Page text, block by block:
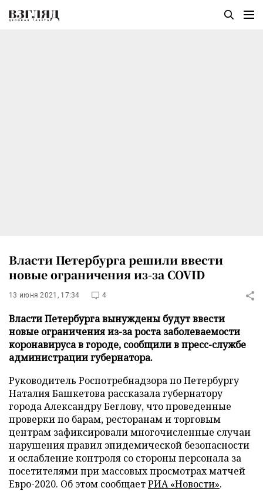
Власти Петербурга решили ввести
новые ограничения из-за COVID
13 июня 2021, 17:34 4
Власти Петербурга вынуждены будут ввести
новые ограничения из-за роста заболеваемости
коронавируса в городе, сообщили в пресс-службе
администрации губернатора.
Руководитель Роспотребнадзора по Петербургу
Наталия Башкетова рассказала губернатору
города Александру Беглову, что проведенные
проверки по барам, ресторанам и торговым
центрам зафиксировали многочисленные случаи
нарушения правил эпидемической безопасности
и ослабление контроля со стороны персонала за
посетителями при массовых просмотрах матчей
Евро-2020. Об этом сообщаетРИА «Новости».